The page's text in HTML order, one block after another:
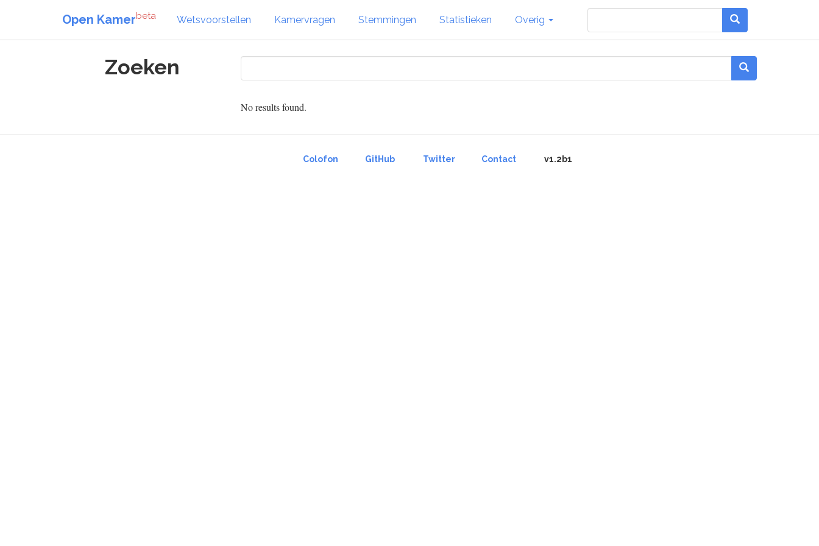
Open Kamerbeta Wetsvoorstellen Kamervragen Stemmingen Statistieken Overig
Zoeken
No results found.
Colofon GitHub Twitter Contact v1.2b1